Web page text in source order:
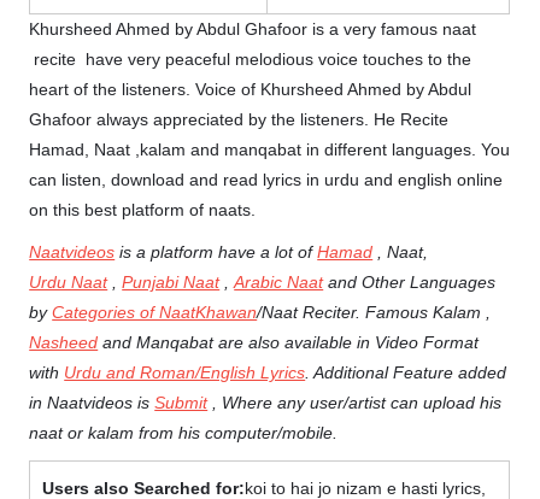
Khursheed Ahmed by Abdul Ghafoor is a very famous naat
recite have very peaceful melodious voice touches to the
heart of the listeners. Voice of Khursheed Ahmed by Abdul
Ghafoor always appreciated by the listeners. He Recite
Hamad, Naat ,kalam and manqabat in different languages. You
can listen, download and read lyrics in urdu and english online
on this best platform of naats.
Naatvideos is a platform have a lot ofHamad , Naat,
Urdu Naat,Punjabi Naat,Arabic Naatand Other Languages
byCategories of NaatKhawan/Naat Reciter. Famous Kalam ,
Nasheed and Manqabat are also available in Video Format
with Urdu and Roman/English Lyrics . Additional Feature added
in Naatvideos isSubmit, Where any user/artist can upload his
naat or kalam from his computer/mobile.
Users also Searched for:koi to hai jo nizam e hasti lyrics,